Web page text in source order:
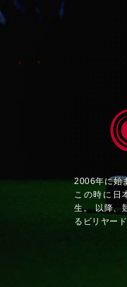
2006年に始
この時に日
生。 以降、
るビリヤー